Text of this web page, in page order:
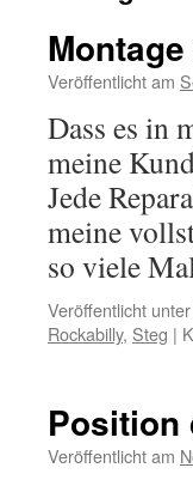
Veröffentlicht am
Dass es in
meine
Jede
meine
so viele
Veröffentlicht unter
Rockabilly, Steg |
Position
Veröffentlicht am